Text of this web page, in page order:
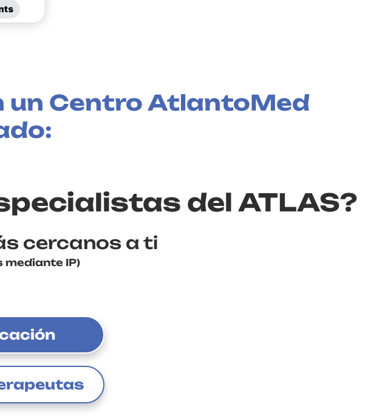
un Centro AtlantoMed
del ATLAS?
cercanos a ti
IP)